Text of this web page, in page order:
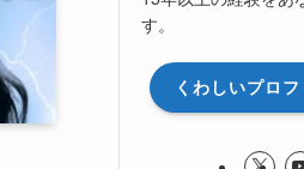
す。
くわしいプロ